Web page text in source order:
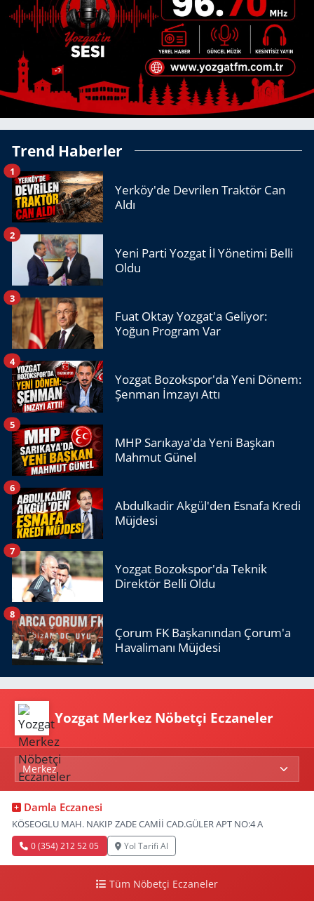
Trend Haberler
Yerköy'de Devrilen Traktör Can
Aldı
1
Yeni Parti Yozgat İl Yönetimi Belli
Oldu
2
Fuat Oktay Yozgat'a Geliyor:
Yoğun Program Var
3
Yozgat Bozokspor'da Yeni Dönem:
Şenman İmzayı Attı
4
MHP Sarıkaya'da Yeni Başkan
Mahmut Günel
5
Abdulkadir Akgül'den Esnafa Kredi
Müjdesi
6
Yozgat Bozokspor'da Teknik
Direktör Belli Oldu
7
Çorum FK Başkanından Çorum'a
Havalimanı Müjdesi
8
Yozgat Merkez Nöbetçi Eczaneler
Damla Eczanesi
KÖSEOGLU MAH. NAKIP ZADE CAMİİ CAD.GÜLER APT NO:4 A
0 (354) 212 52 05 Yol Tarifi Al
Tüm Nöbetçi Eczaneler